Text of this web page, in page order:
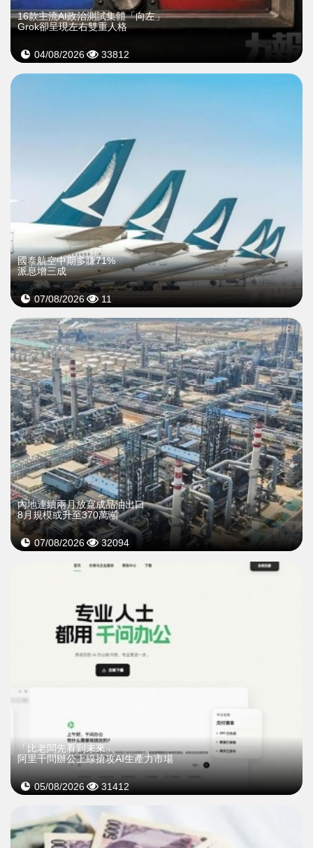
16款主流AI政治測試集體「向左」
Grok卻呈現左右雙重人格
04/08/2026 33812
國泰航空中期多賺71%
派息增三成
07/08/2026 11
內地連續兩月放寬成品油出口
8月規模或升至370萬噸
07/08/2026 32094
「比老闆先看到未來」
阿里千問辦公上線搶攻AI生產力市場
05/08/2026 31412